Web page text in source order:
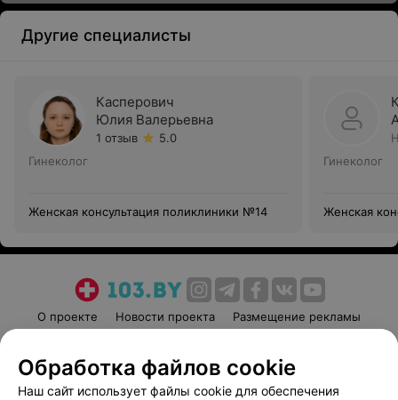
Другие специалисты
Касперович
Юлия Валерьевна
1 отзыв
5.0
Гинеколог
Женская консультация поликлиники №14
Гинеколог
Женская
О проекте Новости проекта
Размещение рекламы
Пользовательское соглашение
Способы оплаты
Вакансии
Партнеры
Обработка файлов cookie
Наш сайт использует файлы cookie для обеспечения